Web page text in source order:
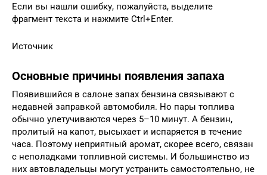
Если вы нашли ошибку, пожалуйста, выделите
фрагмент текста и нажмите Ctrl+Enter.
Источник
Основные причины появления запаха
Появившийся в салоне запах бензина связывают с
недавней заправкой автомобиля. Но пары топлива
обычно улетучиваются через 5–10 минут. А бензин,
пролитый на капот, высыхает и испаряется в течение
часа. Поэтому неприятный аромат, скорее всего, связан
с неполадками топливной системы. И большинство из
них автовладельцы могут устранить самостоятельно, не